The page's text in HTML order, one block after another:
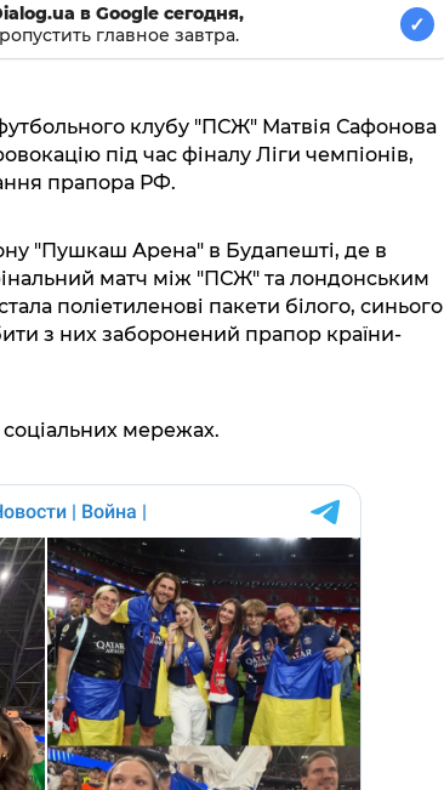
в Google сегодня,
главное завтра.
✓
клубу "ПСЖ" Матвія Сафонова
під час фіналу Ліги чемпіонів,
прапора РФ.
"Пушкаш Арена" в Будапешті, де в
матч між "ПСЖ" та лондонським
поліетиленові пакети білого, синього
з них заборонений прапор країни-
соціальних мережах.